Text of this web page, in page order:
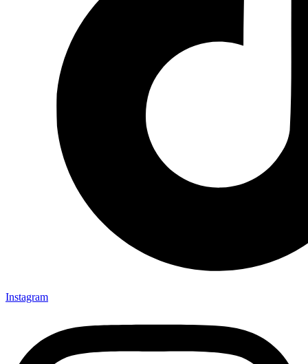
Instagram